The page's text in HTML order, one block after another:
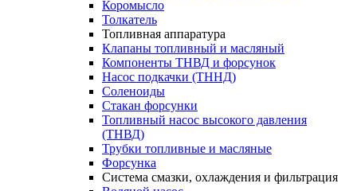
Коромысло
Толкатель
Топливная аппаратура
Клапаны топливный и масляный
Компоненты ТНВД и форсунок
Насос подкачки (ТННД)
Соленоиды
Стакан форсунки
Топливный насос высокого давления
(ТНВД)
Трубки топливные и масляные
Форсунка
Система смазки, охлаждения и фильтрация